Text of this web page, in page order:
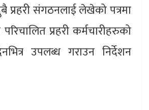
प्रहरी संगठनलाई लेखेको पत्रमा
प्रहरी कर्मचारीहरुको
उपलब्ध गराउन निर्देशन